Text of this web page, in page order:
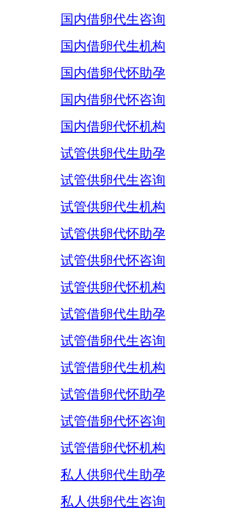
国内借卵代生咨询
国内借卵代生机构
国内借卵代怀助孕
国内借卵代怀咨询
国内借卵代怀机构
试管供卵代生助孕
试管供卵代生咨询
试管供卵代生机构
试管供卵代怀助孕
试管供卵代怀咨询
试管供卵代怀机构
试管借卵代生助孕
试管借卵代生咨询
试管借卵代生机构
试管借卵代怀助孕
试管借卵代怀咨询
试管借卵代怀机构
私人供卵代生助孕
私人供卵代生咨询